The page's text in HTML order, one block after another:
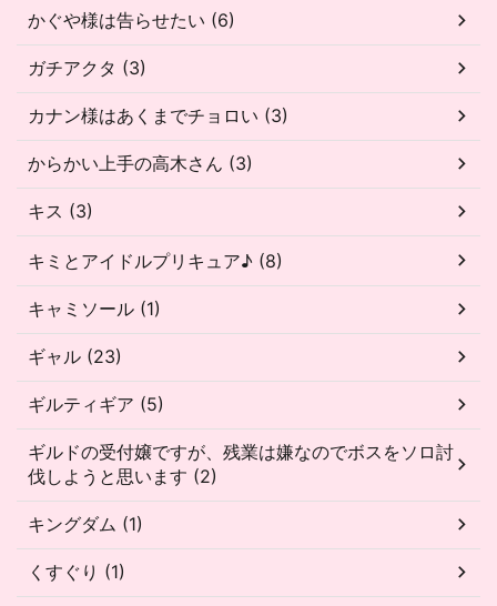
かぐや様は告らせたい (6)
ガチアクタ (3)
カナン様はあくまでチョロい (3)
からかい上手の高木さん (3)
キス (3)
キミとアイドルプリキュア♪ (8)
キャミソール (1)
ギャル (23)
ギルティギア (5)
ギルドの受付嬢ですが、残業は嫌なのでボスをソロ討
伐しようと思います (2)
キングダム (1)
くすぐり (1)